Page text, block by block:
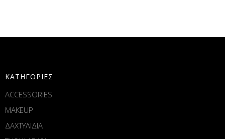
ΚΑΤΗΓΟΡΙΕΣ
ACCESSORIES
MAKEUP
ΔΑΧΤΥΛΙΔΙΑ